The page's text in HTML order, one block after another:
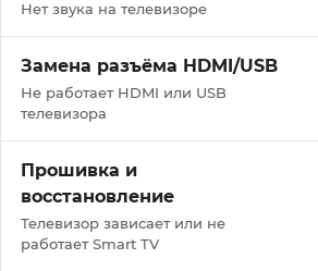
Нет звука на телевизоре
Замена разъёма HDMI/USB
Не работает HDMI или USB
телевизора
Прошивка и
восстановление
Телевизор зависает или не
работает Smart TV